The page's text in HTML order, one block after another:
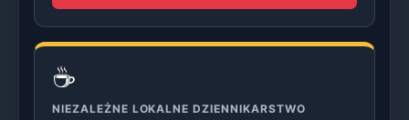
☕
NIEZALEŻNE LOKALNE DZIENNIKARSTWO